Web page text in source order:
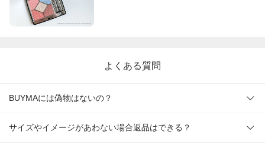
よくある質問
BUYMAには偽物はないの？
サイズやイメージがあわない場合返品はできる？